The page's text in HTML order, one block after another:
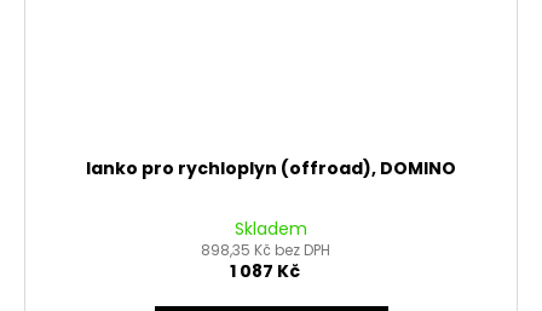
lanko pro rychloplyn (offroad), DOMINO
Skladem
898,35 Kč bez DPH
1 087 Kč